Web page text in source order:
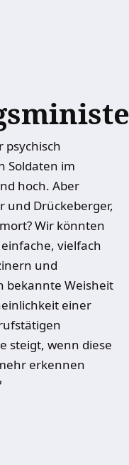
psychisch
Soldaten im
hoch. Aber
und Drückeberger,
Wir könnten
vielfach
und
bekannte Weisheit
einer
steigt, wenn diese
erkennen